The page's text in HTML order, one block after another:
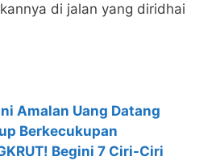
di jalan yang diridhai
Amalan Uang Datang
Berkecukupan
Begini 7 Ciri-Ciri